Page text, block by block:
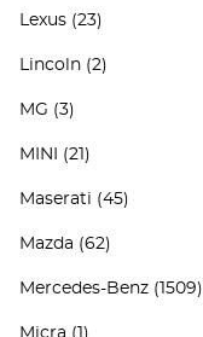
Lexus (23)
Lincoln (2)
MG (3)
MINI (21)
Maserati (45)
Mazda (62)
Mercedes-Benz (1509)
Micra (1)